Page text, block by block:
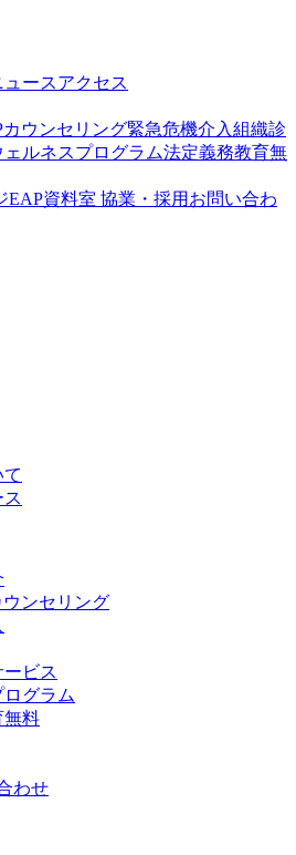
ュースアクセス
ウンセリング緊急危機介入組織診
ェルネスプログラム法定義務教育無
EAP資料室 協業・採用お問い合わ
ンセリング
ビス
グラム
無料
わせ